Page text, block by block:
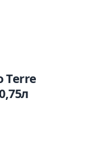
Terre